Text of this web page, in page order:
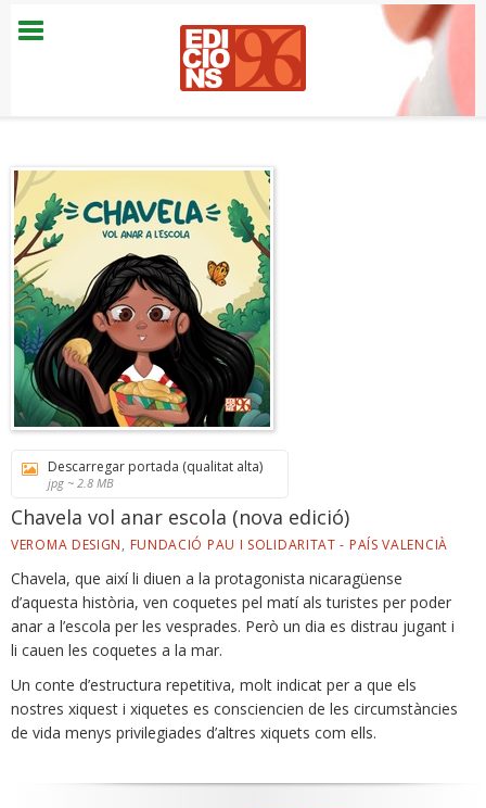
Descarregar portada (qualitat alta)
jpg ~ 2.8 MB
Chavela vol anar escola (nova edició)
VEROMA DESIGN, FUNDACIÓ PAU I SOLIDARITAT - PAÍS VALENCIÀ
Chavela, que així li diuen a la protagonista nicaragüense
d’aquesta història, ven coquetes pel matí als turistes per poder
anar a l’escola per les vesprades. Però un dia es distrau jugant i
li cauen les coquetes a la mar.
Un conte d’estructura repetitiva, molt indicat per a que els
nostres xiquest i xiquetes es consciencien de les circumstàncies
de vida menys privilegiades d’altres xiquets com ells.